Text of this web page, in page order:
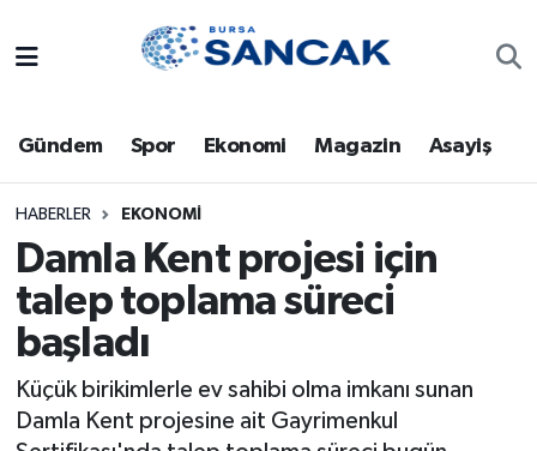
Gündem Spor Ekonomi Magazin Asayiş
HABERLER EKONOMI
Damla Kent projesi için
talep toplama süreci
başladı
Küçük birikimlerle ev sahibi olma imkanı sunan
Damla Kent projesine ait Gayrimenkul
Bursa
Dünya
Eğitim
Ekonomi
Genel
Trafik Durumu
Süper Lig Puan Durumu ve Fikstür
Tüm Manşetler
Son Dakika Haberleri
Haber Arşivi